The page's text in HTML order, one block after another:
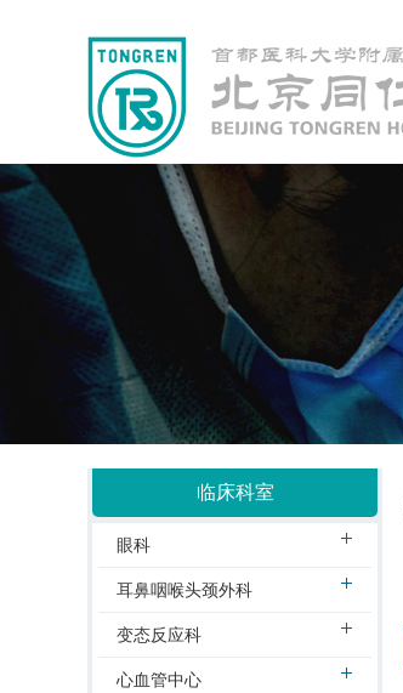
临床科室
眼科
耳鼻咽喉头颈外科
变态反应科
心血管中心